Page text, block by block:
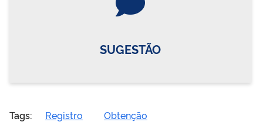
SUGESTÃO
Tags: Registro
Obtenção